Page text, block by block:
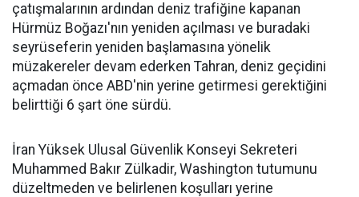
çatışmalarının ardından deniz trafiğine kapanan
Hürmüz Boğazı'nın yeniden açılması ve buradaki
seyrüseferin yeniden başlamasına yönelik
müzakereler devam ederken Tahran, deniz geçidini
açmadan önce ABD'nin yerine getirmesi gerektiğini
belirttiği 6 şart öne sürdü.
İran Yüksek Ulusal Güvenlik Konseyi Sekreteri
Muhammed Bakır Zülkadir, Washington tutumunu
düzeltmeden ve belirlenen koşulları yerine